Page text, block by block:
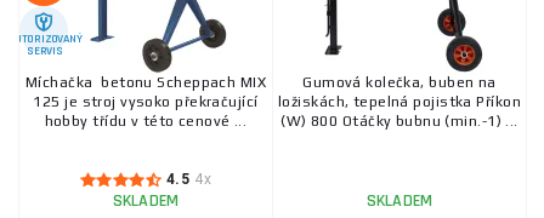
AUTORIZOVANÝ
SERVIS
Míchačka betonu Scheppach MIX
125 je stroj vysoko překračující
hobby třídu v této cenové ...
4.5 4x
SKLADEM
Gumová kolečka, buben na
ložiskách, tepelná pojistka Příkon
(W) 800 Otáčky bubnu (min.-1) ...
SKLADEM